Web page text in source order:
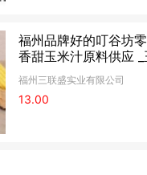
福州品牌好的叮谷坊
香甜玉米汁原料供应
福州三联盛实业有限公司
13.00